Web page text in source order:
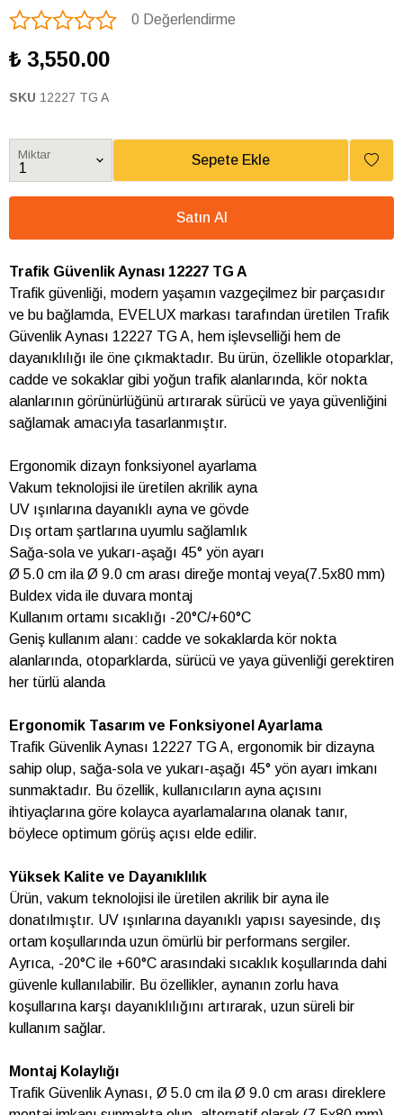
0 Değerlendirme
₺ 3,550.00
SKU 12227 TG A
Miktar Sepete Ekle
Satın Al
Trafik Güvenlik Aynası 12227 TG A
Trafik güvenliği, modern yaşamın vazgeçilmez bir parçasıdır
ve bu bağlamda, EVELUX markası tarafından üretilen Trafik
Güvenlik Aynası 12227 TG A, hem işlevselliği hem de
dayanıklılığı ile öne çıkmaktadır. Bu ürün, özellikle otoparklar,
cadde ve sokaklar gibi yoğun trafik alanlarında, kör nokta
alanlarının görünürlüğünü artırarak sürücü ve yaya güvenliğini
sağlamak amacıyla tasarlanmıştır.
Ergonomik dizayn fonksiyonel ayarlama
Vakum teknolojisi ile üretilen akrilik ayna
UV ışınlarına dayanıklı ayna ve gövde
Dış ortam şartlarına uyumlu sağlamlık
Sağa-sola ve yukarı-aşağı 45° yön ayarı
Ø 5.0 cm ila Ø 9.0 cm arası direğe montaj veya(7.5x80 mm)
Buldex vida ile duvara montaj
Kullanım ortamı sıcaklığı -20°C/+60°C
Geniş kullanım alanı: cadde ve sokaklarda kör nokta
alanlarında, otoparklarda, sürücü ve yaya güvenliği gerektiren
her türlü alanda
Ergonomik Tasarım ve Fonksiyonel Ayarlama
Trafik Güvenlik Aynası 12227 TG A, ergonomik bir dizayna
sahip olup, sağa-sola ve yukarı-aşağı 45° yön ayarı imkanı
sunmaktadır. Bu özellik, kullanıcıların ayna açısını
ihtiyaçlarına göre kolayca ayarlamalarına olanak tanır,
böylece optimum görüş açısı elde edilir.
Yüksek Kalite ve Dayanıklılık
Ürün, vakum teknolojisi ile üretilen akrilik bir ayna ile
donatılmıştır. UV ışınlarına dayanıklı yapısı sayesinde, dış
ortam koşullarında uzun ömürlü bir performans sergiler.
Ayrıca, -20°C ile +60°C arasındaki sıcaklık koşullarında dahi
güvenle kullanılabilir. Bu özellikler, aynanın zorlu hava
koşullarına karşı dayanıklılığını artırarak, uzun süreli bir
kullanım sağlar.
Montaj Kolaylığı
Trafik Güvenlik Aynası, Ø 5.0 cm ila Ø 9.0 cm arası direklere